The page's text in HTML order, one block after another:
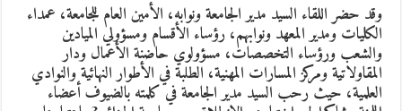
وقد حضر اللقاء السيد مدير الجامعة ونوابه، الأمين العام للجامعة، عمداء
الكليات ومدير المعهد ونوابهم، رؤساء الأقسام ومسؤولي الميادين
والشعب ورؤساء التخصصات، مسؤولوي حاضنة الأعمال ودار
المقاولاتية ومركز المسارات المهنية، الطلبة في الأطوار النهائية والنوادي
العلمية، حيث رحب السيد مدير الجامعة في كلمته بالضيوف أعضاء